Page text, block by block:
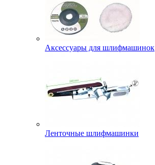
Аксессуары для шлифмашинок
Ленточные шлифмашинки